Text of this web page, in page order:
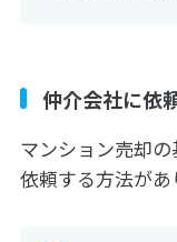
仲介会社に依
マンション売却
依頼する方法があ